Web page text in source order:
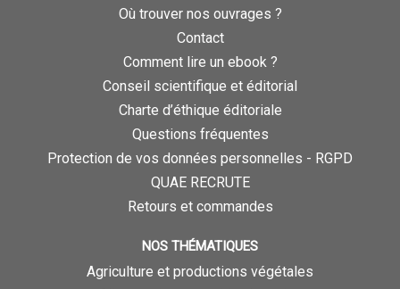
Où trouver nos ouvrages ?
Contact
Comment lire un ebook ?
Conseil scientifique et éditorial
Charte d’éthique éditoriale
Questions fréquentes
Protection de vos données personnelles - RGPD
QUAE RECRUTE
Retours et commandes
NOS THÉMATIQUES
Agriculture et productions végétales